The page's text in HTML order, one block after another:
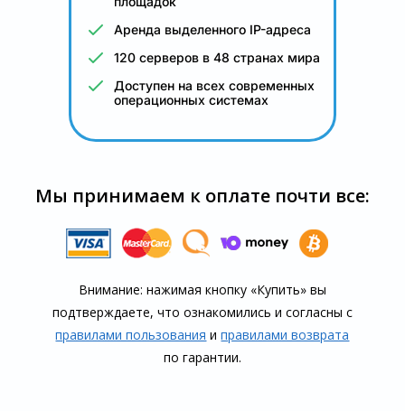
Аренда выделенного IP-адреса
120 серверов в 48 странах мира
Доступен на всех современных
операционных системах
Мы принимаем к оплате почти все:
Внимание: нажимая кнопку «Купить» вы
подтверждаете, что озна­комились и согласны с
правилами пользования иправилами воз­врата
по гарантии.